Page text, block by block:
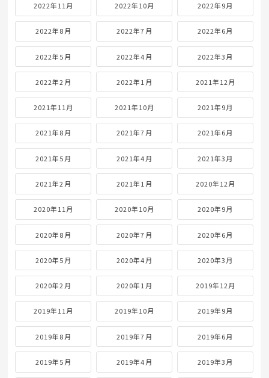
2022年11月 2022年10月 2022年9月
2022年8月 2022年7月 2022年6月
2022年5月 2022年4月 2022年3月
2022年2月 2022年1月 2021年12月
2021年11月 2021年10月 2021年9月
2021年8月 2021年7月 2021年6月
2021年5月 2021年4月 2021年3月
2021年2月 2021年1月 2020年12月
2020年11月 2020年10月 2020年9月
2020年8月 2020年7月 2020年6月
2020年5月 2020年4月 2020年3月
2020年2月 2020年1月 2019年12月
2019年11月 2019年10月 2019年9月
2019年8月 2019年7月 2019年6月
2019年5月 2019年4月 2019年3月